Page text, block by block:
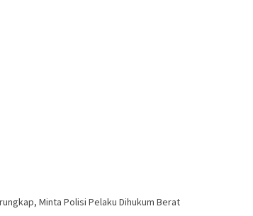
Minta Polisi Pelaku Dihukum Berat